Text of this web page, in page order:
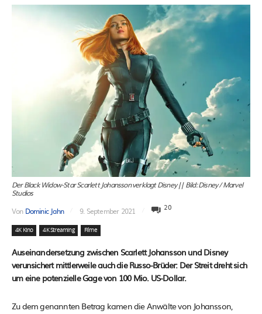
Der Black Widow-Star Scarlett Johansson verklagt Disney || Bild: Disney / Marvel
Studios
Von Dominic Jahn 9. September 2021 20
4K Kino 4K Streaming Filme
Auseinandersetzung zwischen Scarlett Johansson und Disney
verunsichert mittlerweile auch die Russo-Brüder: Der Streit dreht sich
um eine potenzielle Gage von 100 Mio. US-Dollar.
Zu dem genannten Betrag kamen die Anwälte von Johansson,